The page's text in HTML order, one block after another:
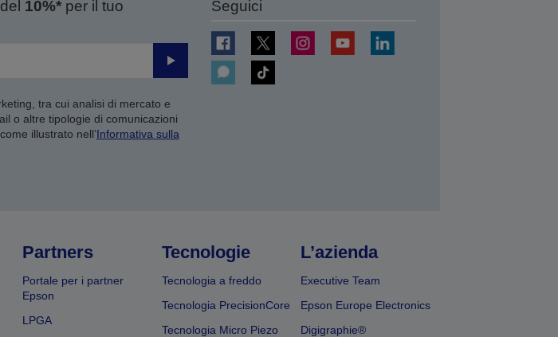
10%*per il tuo
Invia
tra cui analisi di mercato e
o altre tipologie di comunicazioni
illustrato nell’Informativa sulla
Seguici
Partners
Portale per i partner
Epson
LPGA
Tecnologie
Tecnologia a freddo
Tecnologia PrecisionCore
Tecnologia Micro Piezo
L’azienda
Executive Team
Epson Europe Electronics
Digigraphie®